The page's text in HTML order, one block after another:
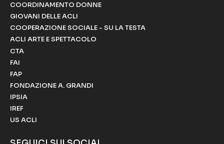
COORDINAMENTO DONNE
GIOVANI DELLE ACLI
COOPERAZIONE SOCIALE - SU LA TESTA
ACLI ARTE E SPETTACOLO
CTA
FAI
FAP
FONDAZIONE A. GRANDI
IPSIA
IREF
US ACLI